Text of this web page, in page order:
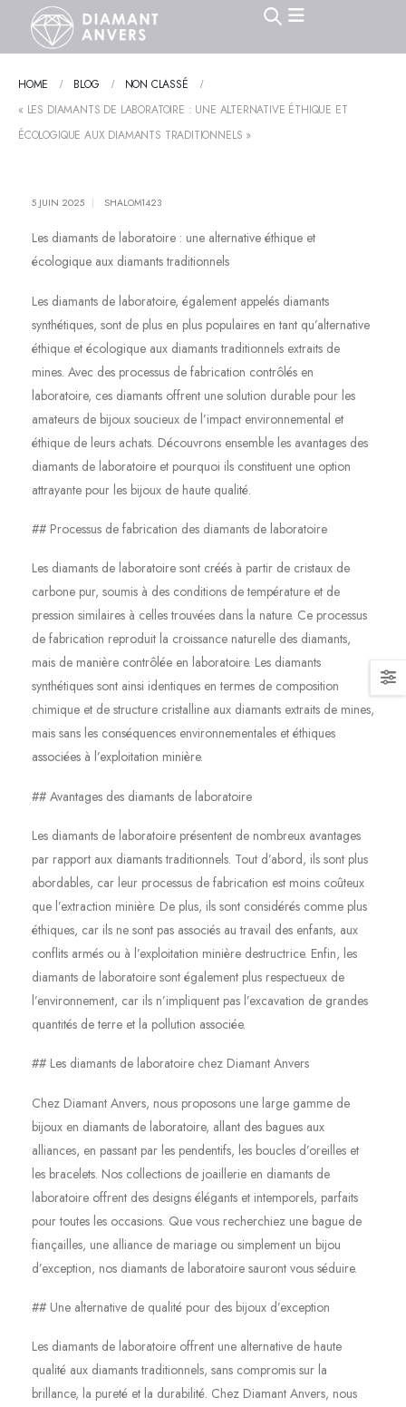
HOME BLOG
NON CLASSÉ
« LES DIAMANTS DE LABORATOIRE : UNE ALTERNATIVE ÉTHIQUE ET
ÉCOLOGIQUE AUX DIAMANTS TRADITIONNELS »
5 JUIN 2025 SHALOM1423
Les diamants de laboratoire : une alternative éthique et
écologique aux diamants traditionnels
Les diamants de laboratoire, également appelés diamants
synthétiques, sont de plus en plus populaires en tant qu’alternative
éthique et écologique aux diamants traditionnels extraits de
mines. Avec des processus de fabrication contrôlés en
laboratoire, ces diamants offrent une solution durable pour les
amateurs de bijoux soucieux de l’impact environnemental et
éthique de leurs achats. Découvrons ensemble les avantages des
diamants de laboratoire et pourquoi ils constituent une option
attrayante pour les bijoux de haute qualité.
## Processus de fabrication des diamants de laboratoire
Les diamants de laboratoire sont créés à partir de cristaux de
carbone pur, soumis à des conditions de température et de
pression similaires à celles trouvées dans la nature. Ce processus
de fabrication reproduit la croissance naturelle des diamants,
mais de manière contrôlée en laboratoire. Les diamants
synthétiques sont ainsi identiques en termes de composition
chimique et de structure cristalline aux diamants extraits de mines,
mais sans les conséquences environnementales et éthiques
associées à l’exploitation minière.
## Avantages des diamants de laboratoire
Les diamants de laboratoire présentent de nombreux avantages
par rapport aux diamants traditionnels. Tout d’abord, ils sont plus
abordables, car leur processus de fabrication est moins coûteux
que l’extraction minière. De plus, ils sont considérés comme plus
éthiques, car ils ne sont pas associés au travail des enfants, aux
conflits armés ou à l’exploitation minière destructrice. Enfin, les
diamants de laboratoire sont également plus respectueux de
l’environnement, car ils n’impliquent pas l’excavation de grandes
quantités de terre et la pollution associée.
## Les diamants de laboratoire chez Diamant Anvers
Chez Diamant Anvers, nous proposons une large gamme de
bijoux en diamants de laboratoire, allant des bagues aux
alliances, en passant par les pendentifs, les boucles d’oreilles et
les bracelets. Nos collections de joaillerie en diamants de
laboratoire offrent des designs élégants et intemporels, parfaits
pour toutes les occasions. Que vous recherchiez une bague de
fiançailles, une alliance de mariage ou simplement un bijou
d’exception, nos diamants de laboratoire sauront vous séduire.
## Une alternative de qualité pour des bijoux d’exception
Les diamants de laboratoire offrent une alternative de haute
qualité aux diamants traditionnels, sans compromis sur la
brillance, la pureté et la durabilité. Chez Diamant Anvers, nous